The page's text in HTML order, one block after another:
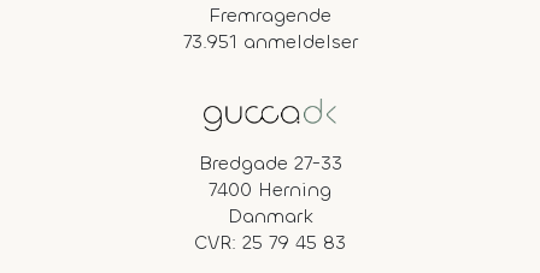
Fremragende
73.951 anmeldelser
Bredgade 27-33
7400 Herning
Danmark
CVR: 25 79 45 83